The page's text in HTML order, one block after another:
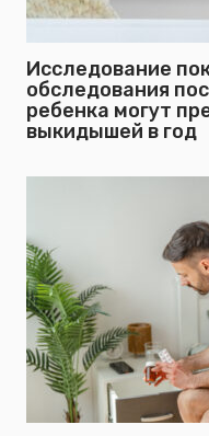
Исследование
обследования
ребенка могут
выкидышей в год